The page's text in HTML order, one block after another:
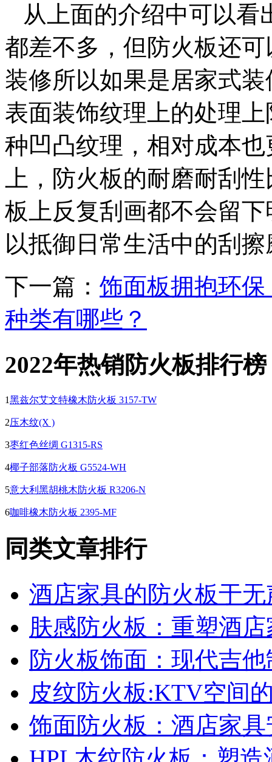
从上面的介绍中可以看
都差不多，但防火板还
装修所以如果是居家式
表面装饰纹理上的处理
种凹凸纹理，相对成本
上，防火板的耐磨耐刮
板上反复刮画都不会留
以抵御日常生活中的刮
下一篇： 饰面板拥抱环
种类有哪些？
2022年热销防火板排行榜
1黑兹尔艾文特橡木防火板 3157-TW
2压木纹(X )
3枣红色丝绸 G1315-RS
4椰子部落防火板 G5524-WH
5意大利黑胡桃木防火板 R3206-N
6咖啡橡木防火板 2395-MF
同类文章排行
酒店家具的防火板于
肤感防火板：重塑酒
防火板饰面：现代吉
皮纹防火板:KTV空间
饰面防火板：酒店家